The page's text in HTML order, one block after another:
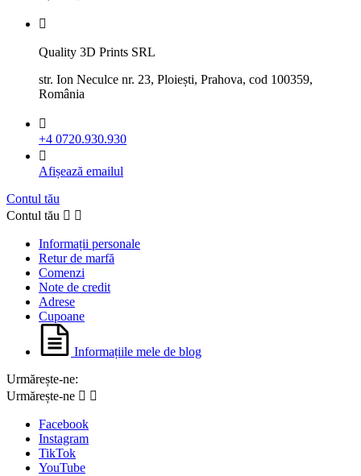

Quality 3D Prints SRL
str. Ion Neculce nr. 23, Ploiești, Prahova, cod 100359,
România

+4 0720.930.930

Afișează emailul
Contul tău
Contul tău  
Informații personale
Retur de marfă
Comenzi
Note de credit
Adrese
Cupoane
Informațiile mele de blog
Urmărește-ne:
Urmărește-ne  
Facebook
Instagram
TikTok
YouTube